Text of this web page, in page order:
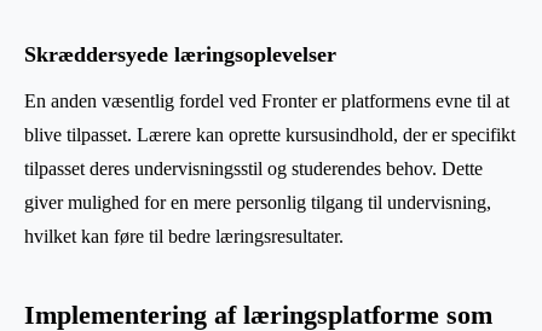
Skræddersyede læringsoplevelser
En anden væsentlig fordel ved Fronter er platformens evne til at
blive tilpasset. Lærere kan oprette kursusindhold, der er specifikt
tilpasset deres undervisningsstil og studerendes behov. Dette
giver mulighed for en mere personlig tilgang til undervisning,
hvilket kan føre til bedre læringsresultater.
Implementering af læringsplatforme som